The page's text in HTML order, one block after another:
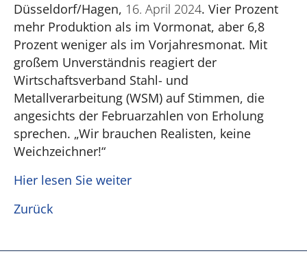
Düsseldorf/Hagen, 16. April 2024. Vier Prozent
mehr Produktion als im Vormonat, aber 6,8
Prozent weniger als im Vorjahresmonat. Mit
großem Unverständnis reagiert der
Wirtschaftsverband Stahl- und
Metallverarbeitung (WSM) auf Stimmen, die
angesichts der Februarzahlen von Erholung
sprechen. „Wir brauchen Realisten, keine
Weichzeichner!“
Hier lesen Sie weiter
Zurück